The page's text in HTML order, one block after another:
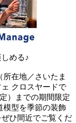
める♪
在地／さいたま
クロスヤードで
）までの期間限定
模型を季節の装飾
ひ間近でご覧くだ